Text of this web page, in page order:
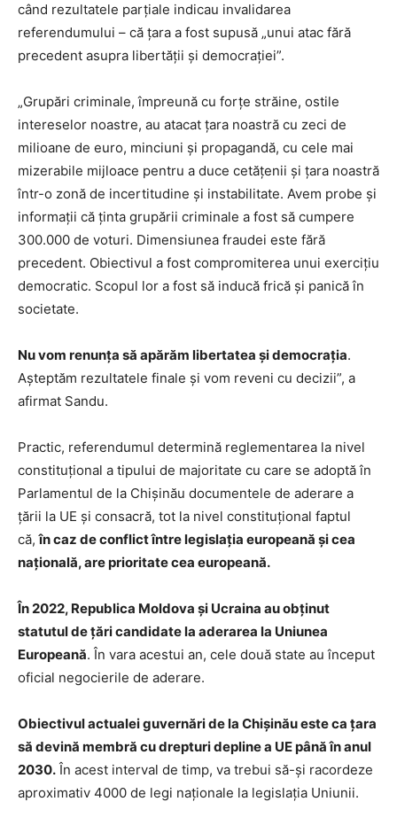
când rezultatele parțiale indicau invalidarea
referendumului – că țara a fost supusă „unui atac fără
precedent asupra libertății și democrației”.
„Grupări criminale, împreună cu forțe străine, ostile
intereselor noastre, au atacat țara noastră cu zeci de
milioane de euro, minciuni şi propagandă, cu cele mai
mizerabile mijloace pentru a duce cetățenii și țara noastră
într-o zonă de incertitudine şi instabilitate. Avem probe şi
informații că ținta grupării criminale a fost să cumpere
300.000 de voturi. Dimensiunea fraudei este fără
precedent. Obiectivul a fost compromiterea unui exercițiu
democratic. Scopul lor a fost să inducă frică și panică în
societate.
Nu vom renunța să apărăm libertatea și democrația.
Așteptăm rezultatele finale și vom reveni cu decizii”, a
afirmat Sandu.
Practic, referendumul determină reglementarea la nivel
constituțional a tipului de majoritate cu care se adoptă în
Parlamentul de la Chișinău documentele de aderare a
țării la UE și consacră, tot la nivel constituțional faptul
că,în caz de conflict între legislația europeană și cea
națională, are prioritate cea europeană.
În 2022, Republica Moldova și Ucraina au obținut
statutul de țări candidate la aderarea la Uniunea
Europeană. În vara acestui an, cele două state au început
oficial negocierile de aderare.
Obiectivul actualei guvernări de la Chișinău este ca țara
să devină membră cu drepturi depline a UE până în anul
2030. În acest interval de timp, va trebui să-și racordeze
aproximativ 4000 de legi naționale la legislația Uniunii.